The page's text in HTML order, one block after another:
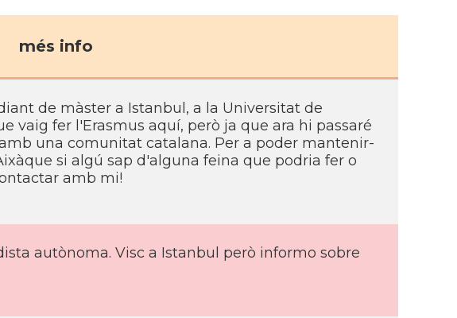
més info
de màster a Istanbul, a la Universitat de
vaig fer l'Erasmus aquí, però ja que ara hi passaré
una comunitat catalana. Per a poder mantenir-
si algú sap d'alguna feina que podria fer o
amb mi!
autònoma. Visc a Istanbul però informo sobre